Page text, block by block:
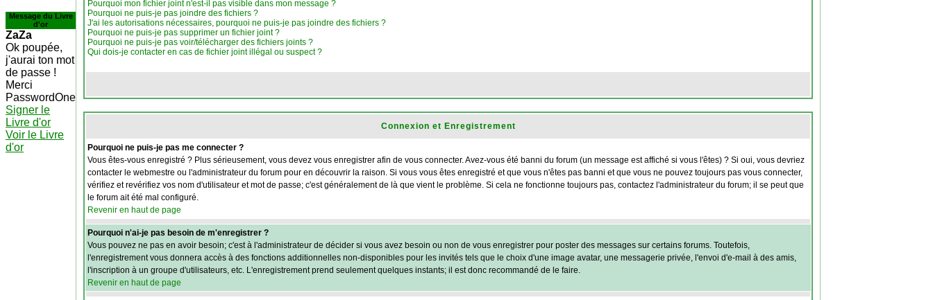
Message du Livre
d'or
ZaZa
Ok poupée,
j'aurai ton mot
de passe !
Merci
PasswordOne
Signer le
Livre d'or
Voir le Livre
d'or
Pourquoi mon fichier joint n'est-il pas visible dans mon message ?
Pourquoi ne puis-je pas joindre des fichiers ?
J'ai les autorisations nécessaires, pourquoi ne puis-je pas joindre des fichiers ?
Pourquoi ne puis-je pas supprimer un fichier joint ?
Pourquoi ne puis-je pas voir/télécharger des fichiers joints ?
Qui dois-je contacter en cas de fichier joint illégal ou suspect ?
Connexion et Enregistrement
Pourquoi ne puis-je pas me connecter ?
Vous êtes-vous enregistré ? Plus sérieusement, vous devez vous enregistrer afin de vous connecter. Avez-vous été banni du forum (un message est affiché si vous l'êtes) ? Si oui, vous devriez
contacter le webmestre ou l'administrateur du forum pour en découvrir la raison. Si vous vous êtes enregistré et que vous n'êtes pas banni et que vous ne pouvez toujours pas vous connecter,
vérifiez et revérifiez vos nom d'utilisateur et mot de passe; c'est généralement de là que vient le problème. Si cela ne fonctionne toujours pas, contactez l'administrateur du forum; il se peut que
le forum ait été mal configuré.
Revenir en haut de page
Pourquoi n'ai-je pas besoin de m'enregistrer ?
Vous pouvez ne pas en avoir besoin; c'est à l'administrateur de décider si vous avez besoin ou non de vous enregistrer pour poster des messages sur certains forums. Toutefois,
l'enregistrement vous donnera accès à des fonctions additionnelles non-disponibles pour les invités tels que le choix d'une image avatar, une messagerie privée, l'envoi d'e-mail à des amis,
l'inscription à un groupe d'utilisateurs, etc. L'enregistrement prend seulement quelques instants; il est donc recommandé de le faire.
Revenir en haut de page